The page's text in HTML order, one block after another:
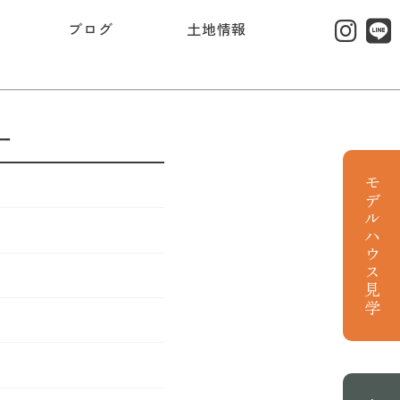
ブログ 土地情報
モデルハウス見学